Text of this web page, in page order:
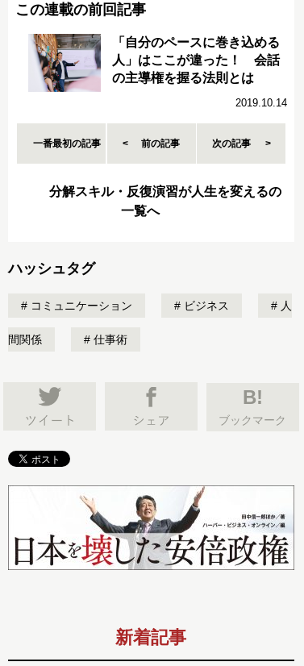
この連載の前回記事
「自分のペースに巻き込める
人」はここが違った！ 会話
の主導権を握る法則とは
2019.10.14
一番最初の記事 前の記事 次の記事
分解スキル・反復演習が人生を変えるの
一覧へ
ハッシュタグ
コミュニケーション ビジネス 人
間関係 仕事術
B!
ブックマーク
新着記事